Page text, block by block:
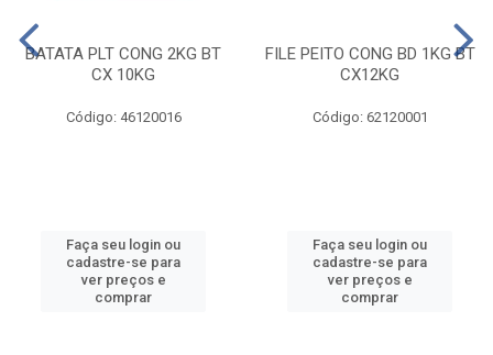
BATATA PLT CONG 2KG BT
CX 10KG
Código: 46120016
Faça seu login ou
cadastre-se para
ver preços e
comprar
FILE PEITO CONG BD 1KG BT
CX12KG
Código: 62120001
Faça seu login ou
cadastre-se para
ver preços e
comprar